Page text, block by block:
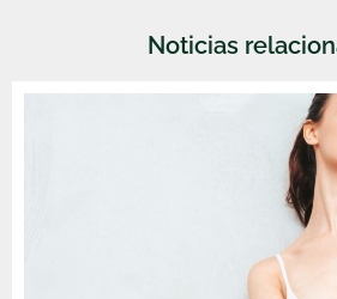
Noticias